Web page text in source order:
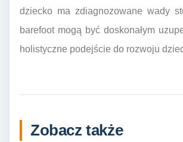
dziecko ma zdiagnozowane wady
barefoot mogą być doskonałym
holistyczne podejście do rozwoju
Zobacz także